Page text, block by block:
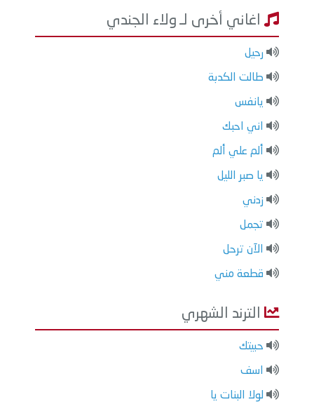
اغاني أخرى لـ ولاء الجندي
رحيل
طالت الكدبة
يانفس
اني احبك
ألم علي ألم
يا صبر الليل
زدني
تجمل
الآن ترحل
قطعة مني
الترند الشهري
حبيتك
اسف
لولا البنات يا